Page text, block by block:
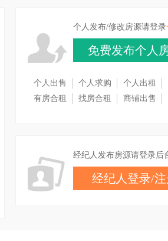
个人发布/修改房源请登录
免费发布个人
个人出售 个人求购 个人出租
有房合租
找房合租 商铺出售
经纪人发布房源请登录后
经纪人登录/